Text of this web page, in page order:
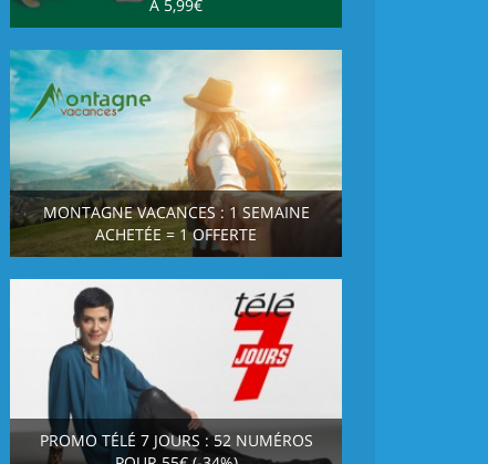
À 5,99€
MONTAGNE VACANCES : 1 SEMAINE
ACHETÉE = 1 OFFERTE
PROMO TÉLÉ 7 JOURS : 52 NUMÉROS